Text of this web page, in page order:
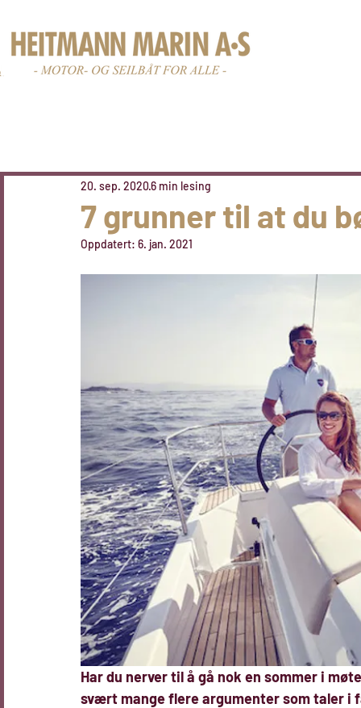
7 grunner til at du
20. sep. 20206 min lesing
Oppdatert: 6. jan. 2021
Har du nerver til å gå nok en sommer i
svært mange flere argumenter som taler i